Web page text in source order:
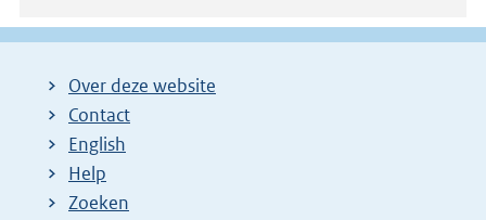
Over deze website
Contact
English
Help
Zoeken